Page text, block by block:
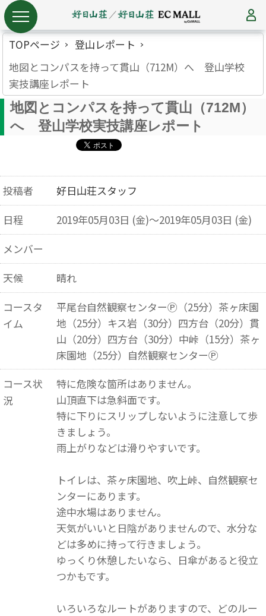
TOPページ
登山レポート
地図とコンパスを持って貫山（712M）へ 登山学校
実技講座レポート
地図とコンパスを持って貫山（712M）
へ 登山学校実技講座レポート
投稿者
好日山荘スタッフ
日程
2019年05月03日 (金)～2019年05月03日 (金)
メンバー
天候
晴れ
コースタ
イム
平尾台自然観察センターⓅ（25分）茶ヶ床園
地（25分）キス岩（30分）四方台（20分）貫
山（20分）四方台（30分）中峠（15分）茶ヶ
床園地（25分）自然観察センターⓅ
コース状
況
特に危険な箇所はありません。
山頂直下は急斜面です。
特に下りにスリップしないように注意して歩
きましょう。
雨上がりなどは滑りやすいです。
トイレは、茶ヶ床園地、吹上峠、自然観察セ
ンターにあります。
途中水場はありません。
天気がいいと日陰がありませんので、水分な
どは多めに持って行きましょう。
ゆっくり休憩したいなら、日傘があると役立
つかもです。
いろいろなルートがありますので、どのルー